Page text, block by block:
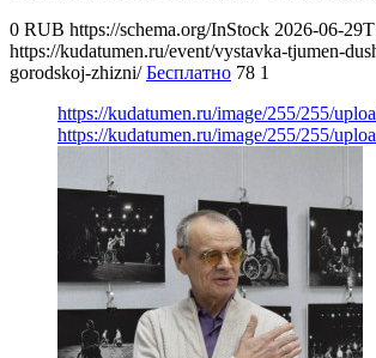
0 RUB https://schema.org/InStock 2026-06-
https://kudatumen.ru/event/vystavka-tjumen-
gorodskoj-zhizni/ Бесплатно 78 1
https://kudatumen.ru/image/255/255/
https://kudatumen.ru/image/255/255/